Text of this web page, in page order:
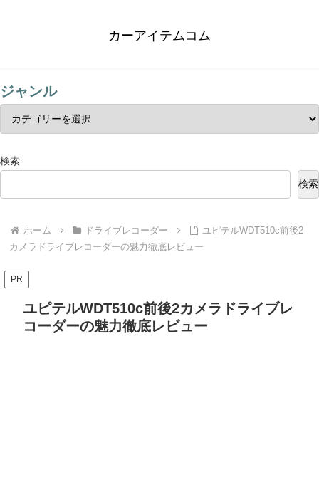
カーアイテムコム
ジャンル
検索
検索
ホーム ドライブレコーダー
ユピテルWDT510c前後2
カメラドライブレコーダーの魅力徹底レビュー
PR
ユピテルWDT510c前後2カメラドライブレ
コーダーの魅力徹底レビュー